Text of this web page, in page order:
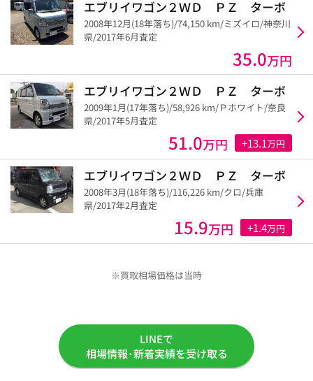
エブリイワゴン２ＷＤ ＰＺ ターボ
2008年12月(18年落ち)/74,150 km/ミズイロ/神奈川
県/2017年6月査定
35.0万円
エブリイワゴン２ＷＤ ＰＺ ターボ
2009年1月(17年落ち)/58,926 km/Ｐホワイト/奈良
県/2017年5月査定
51.0万円 +13.1万円
エブリイワゴン２ＷＤ ＰＺ ターボ
2008年3月(18年落ち)/116,226 km/クロ/兵庫
県/2017年2月査定
15.9万円 +1.4万円
※買取相場価格は当時
LINEで
相場情報･新着実績を受け取る